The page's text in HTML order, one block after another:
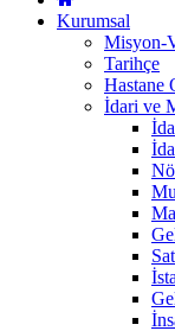
Kurumsal
Misyon-
Tarihçe
Hastane
İdari ve